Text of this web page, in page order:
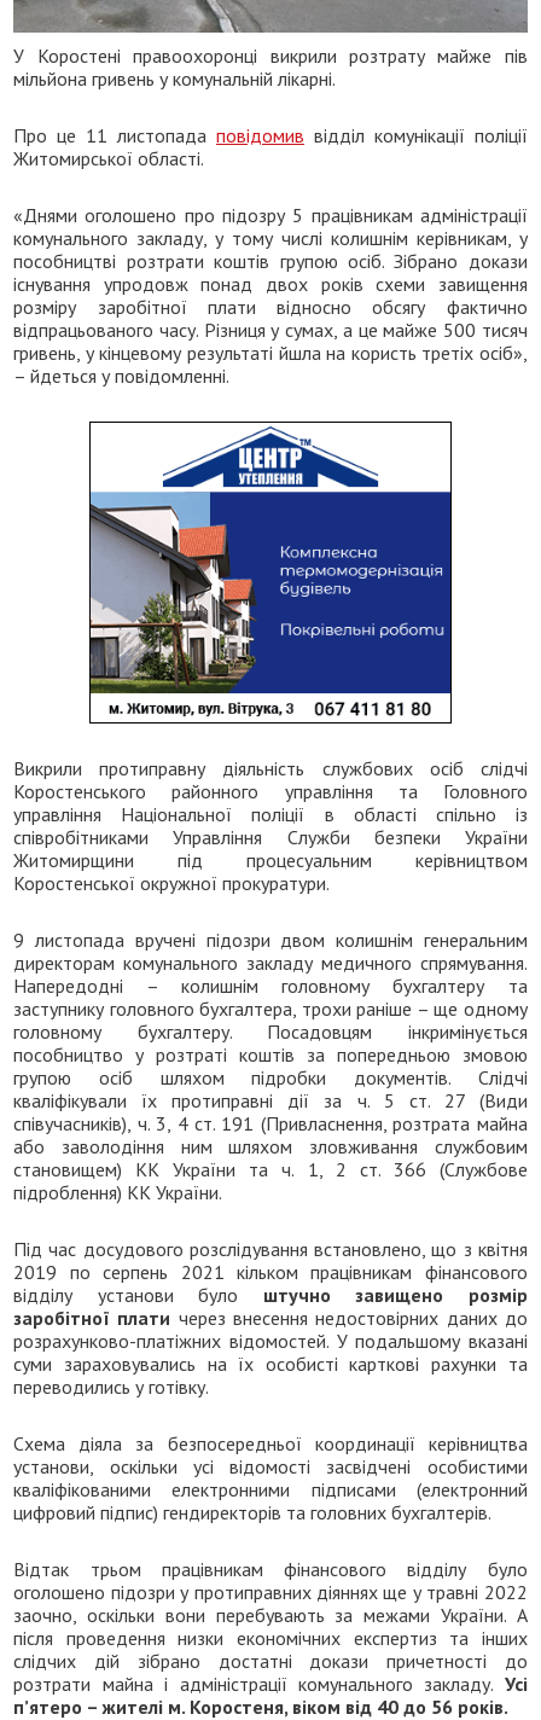
У Коростені правоохоронці викрили розтрату майже пів
мільйона гривень у комунальній лікарні.
Про це 11 листопада повідомив відділ комунікації поліції
Житомирської області.
«Днями оголошено про підозру 5 працівникам адміністрації
комунального закладу, у тому числі колишнім керівникам, у
пособництві розтрати коштів групою осіб. Зібрано докази
існування упродовж понад двох років схеми завищення
розміру заробітної плати відносно обсягу фактично
відпрацьованого часу. Різниця у сумах, а це майже 500 тисяч
гривень, у кінцевому результаті йшла на користь третіх осіб»,
– йдеться у повідомленні.
Викрили протиправну діяльність службових осіб слідчі
Коростенського районного управління та Головного
управління Національної поліції в області спільно із
співробітниками Управління Служби безпеки України
Житомирщини під процесуальним керівництвом
Коростенської окружної прокуратури.
9 листопада вручені підозри двом колишнім генеральним
директорам комунального закладу медичного спрямування.
Напередодні – колишнім головному бухгалтеру та
заступнику головного бухгалтера, трохи раніше – ще одному
головному бухгалтеру. Посадовцям інкримінується
пособництво у розтраті коштів за попередньою змовою
групою осіб шляхом підробки документів. Слідчі
кваліфікували їх протиправні дії за ч. 5 ст. 27 (Види
співучасників), ч. 3, 4 ст. 191 (Привласнення, розтрата майна
або заволодіння ним шляхом зловживання службовим
становищем) КК України та ч. 1, 2 ст. 366 (Службове
підроблення) КК України.
Під час досудового розслідування встановлено, що з квітня
2019 по серпень 2021 кільком працівникам фінансового
відділу установи було штучно завищено розмір
заробітної плати через внесення недостовірних даних до
розрахунково-платіжних відомостей. У подальшому вказані
суми зараховувались на їх особисті карткові рахунки та
переводились у готівку.
Схема діяла за безпосередньої координації керівництва
установи, оскільки усі відомості засвідчені особистими
кваліфікованими електронними підписами (електронний
цифровий підпис) гендиректорів та головних бухгалтерів.
Відтак трьом працівникам фінансового відділу було
оголошено підозри у протиправних діяннях ще у травні 2022
заочно, оскільки вони перебувають за межами України. А
після проведення низки економічних експертиз та інших
слідчих дій зібрано достатні докази причетності до
розтрати майна і адміністрації комунального закладу. Усі
п’ятеро – жителі м. Коростеня, віком від 40 до 56 років.